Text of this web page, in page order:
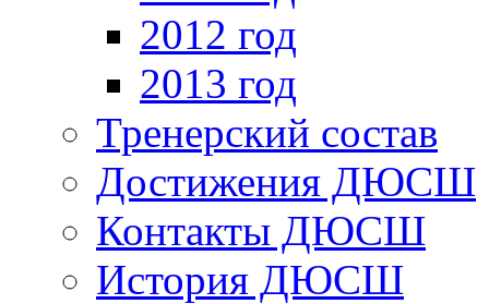
2012 год
2013 год
Тренерский состав
Достижения ДЮСШ
Контакты ДЮСШ
История ДЮСШ